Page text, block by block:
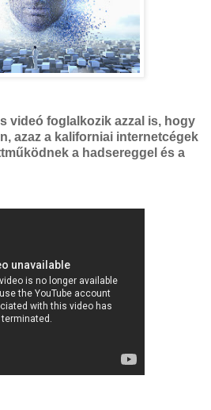
videó foglalkozik azzal is, hogy
azaz a kaliforniai internetcégek
a hadsereggel és a